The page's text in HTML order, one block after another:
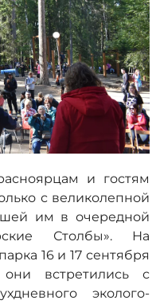
и гостям
с великолепной
им в очередной
Столбы». На
16 и 17 сентября
встретились с
эколого-